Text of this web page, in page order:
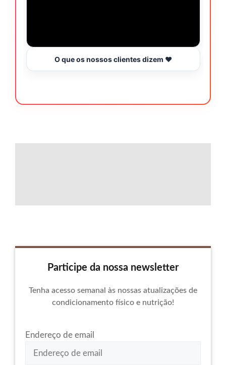
O que os nossos clientes dizem ❤️
Participe da nossa newsletter
Tenha acesso semanal às nossas atualizações de
condicionamento físico e nutrição!
Endereço de email